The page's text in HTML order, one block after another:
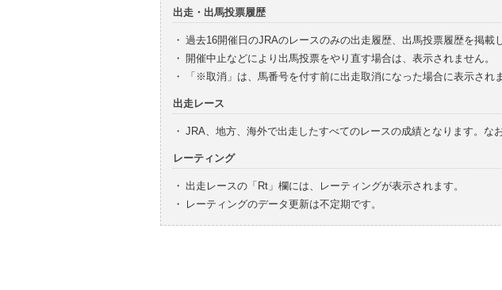
出走・出馬投票履歴
・ 過去16開催日のJRAのレースのみの出走履歴、出馬投票履歴を掲載
・ 開催中止などにより出馬投票をやり直す場合は、表示されません。
・
「※取消」は、馬番号を付す前に出走取消になった場合に表示されま
出走レース
・ JRA、地方、海外で出走したすべてのレースの成績となります。な
レーティング
・ 出走レースの「Rt」欄には、レーティングが表示されます。
・
レーティングのデータ更新は不定期です。